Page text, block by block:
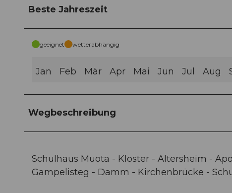
Beste Jahreszeit
geeignet wetterabhängig
Jan Feb Mär Apr Mai Jun Jul Aug
Wegbeschreibung
Schulhaus Muota - Kloster - Altersheim -
Gampelisteg - Damm - Kirchenbrücke -